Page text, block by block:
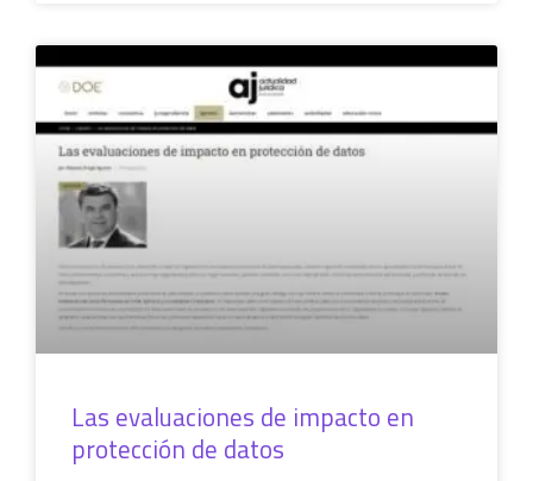
Las evaluaciones de impacto en
protección de datos